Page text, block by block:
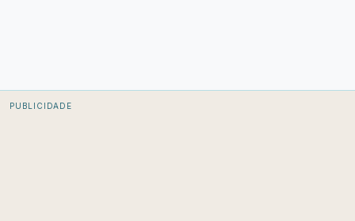
PUBLICIDADE